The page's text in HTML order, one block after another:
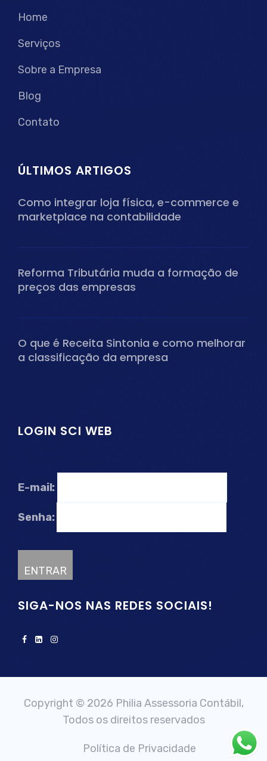
Home
Serviços
Sobre a Empresa
Blog
Contato
ÚLTIMOS ARTIGOS
Como integrar loja física, e-commerce e
marketplace na contabilidade
Reforma Tributária muda a formação de
preços das empresas
O que é Receita Sintonia e como melhorar
a classificação da empresa
LOGIN SCI WEB
E-mail:
Senha:
SIGA-NOS NAS REDES SOCIAIS!
Copyright © 2026 Philia Assessoria Contábil,
Todos os direitos reservados
Política de Privacidade